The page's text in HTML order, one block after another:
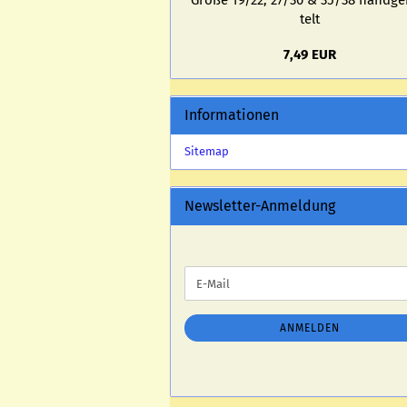
telt
7,49 EUR
Informationen
Sitemap
Newsletter-Anmeldung
ZUR
ANMELDUNG
E-
Mail
ANMELDEN